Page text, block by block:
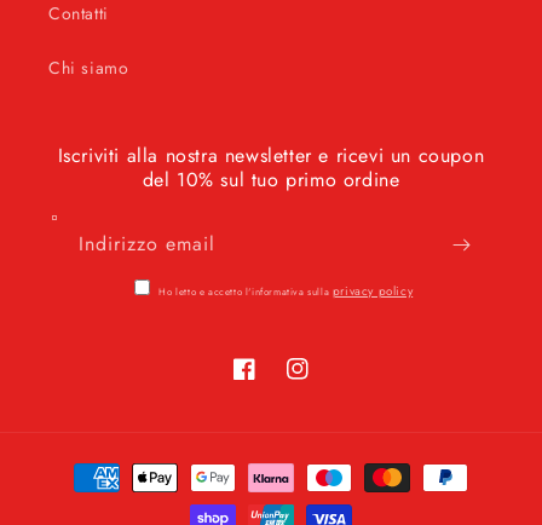
Contatti
Chi siamo
Iscriviti alla nostra newsletter e ricevi un coupon
del 10% sul tuo primo ordine
Indirizzo email
Ho letto e accetto l'informativa sulla privacy policy
FacebookInstagram
Metodi